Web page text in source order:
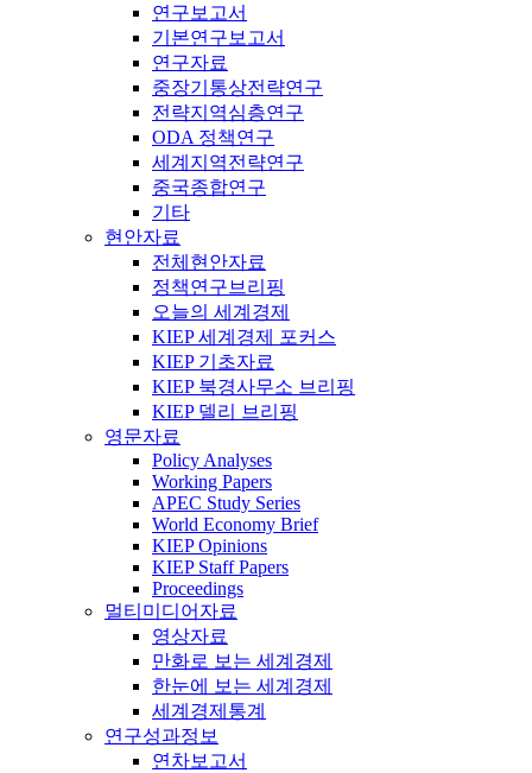
연구보고서
기본연구보고서
연구자료
중장기통상전략연구
전략지역심층연구
ODA 정책연구
세계지역전략연구
중국종합연구
기타
현안자료
전체현안자료
정책연구브리핑
오늘의 세계경제
KIEP 세계경제 포커스
KIEP 기초자료
KIEP 북경사무소 브리핑
KIEP 델리 브리핑
영문자료
Policy Analyses
Working Papers
APEC Study Series
World Economy Brief
KIEP Opinions
KIEP Staff Papers
Proceedings
멀티미디어자료
영상자료
만화로 보는 세계경제
한눈에 보는 세계경제
세계경제통계
연구성과정보
연차보고서